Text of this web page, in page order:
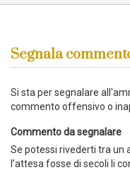
Segnala
Si sta per segnalare
commento offensivo o
Commento da segnalare
Se potessi rivederti tra un
l’attesa fosse di secoli li